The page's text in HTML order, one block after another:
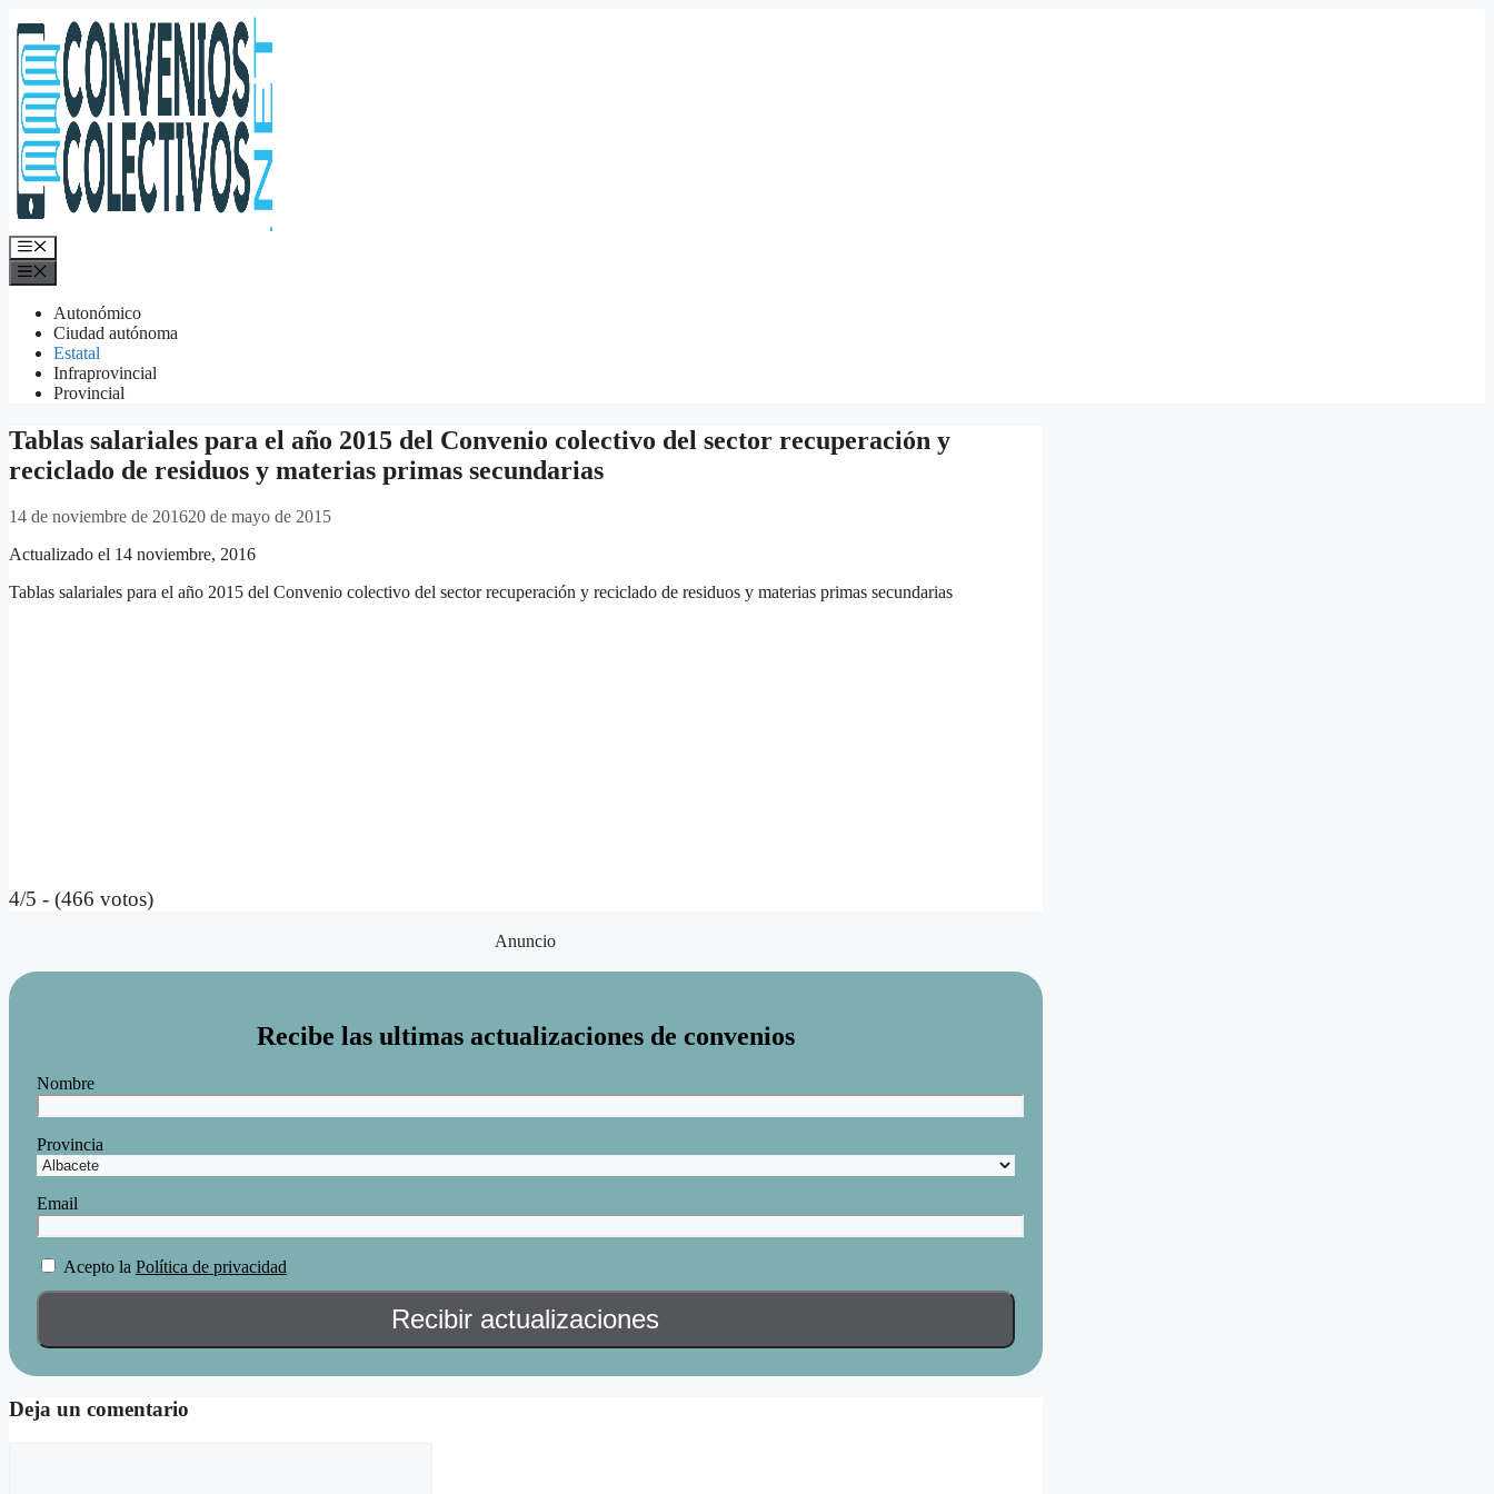
al
contenido
Menú
Autonómico
Ciudad autónoma
Estatal
Infraprovincial
Provincial
Tablas salariales para el año 2015 del Convenio colectivo del sector recuperación y
reciclado de residuos y materias primas secundarias
14 de noviembre de 201620 de mayo de 2015
Actualizado el 14 noviembre, 2016
Tablas salariales para el año 2015 del Convenio colectivo del sector recuperación y reciclado de residuos y materias primas secundarias
4/5 - (466 votos)
Anuncio
Recibe las ultimas actualizaciones de convenios
Nombre
Provincia
Email
Acepto la Política de privacidad
Deja un comentario